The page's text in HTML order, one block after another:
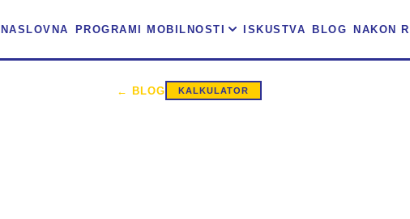
NASLOVNA PROGRAMI MOBILNOSTI ISKUSTVA BLOG NAKON
← BLOG KALKULATOR